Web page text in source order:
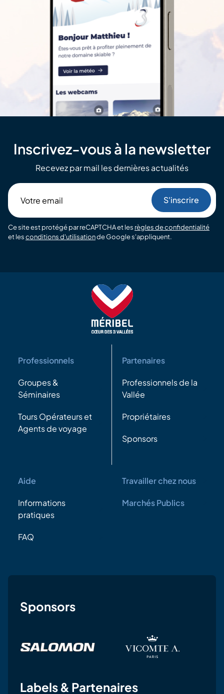
Inscrivez-vous à la newsletter
Recevez par mail les dernières actualités
email
Ce site est protégé par reCAPTCHA et les règles de confidentialité
et lesconditions d'utilisationde Google s'appliquent.
Professionnels
Groupes &
Séminaires
Tours Opérateurs et
Agents de voyage
Partenaires
Professionnels de la
Vallée
Propriétaires
Sponsors
Aide
Informations
pratiques
FAQ
Travailler chez nous
Marchés Publics
Sponsors
Labels & Partenaires